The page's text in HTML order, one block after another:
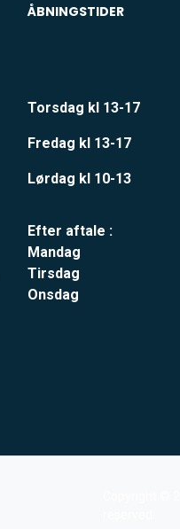
ÅBNINGSTIDER
Torsdag kl 13-17
Fredag kl 13-17
Lørdag kl 10-13
Efter aftale :
Mandag
Tirsdag
Onsdag